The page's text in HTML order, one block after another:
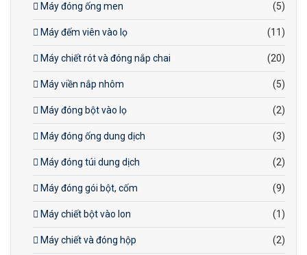
Máy đóng ống men (5)
Máy đếm viên vào lọ (11)
Máy chiết rót và đóng nắp chai (20)
Máy viền nắp nhôm (5)
Máy đóng bột vào lọ (2)
Máy đóng ống dung dịch (3)
Máy đóng túi dung dịch (2)
Máy đóng gói bột, cốm (9)
Máy chiết bột vào lon (1)
Máy chiết và đóng hộp (2)